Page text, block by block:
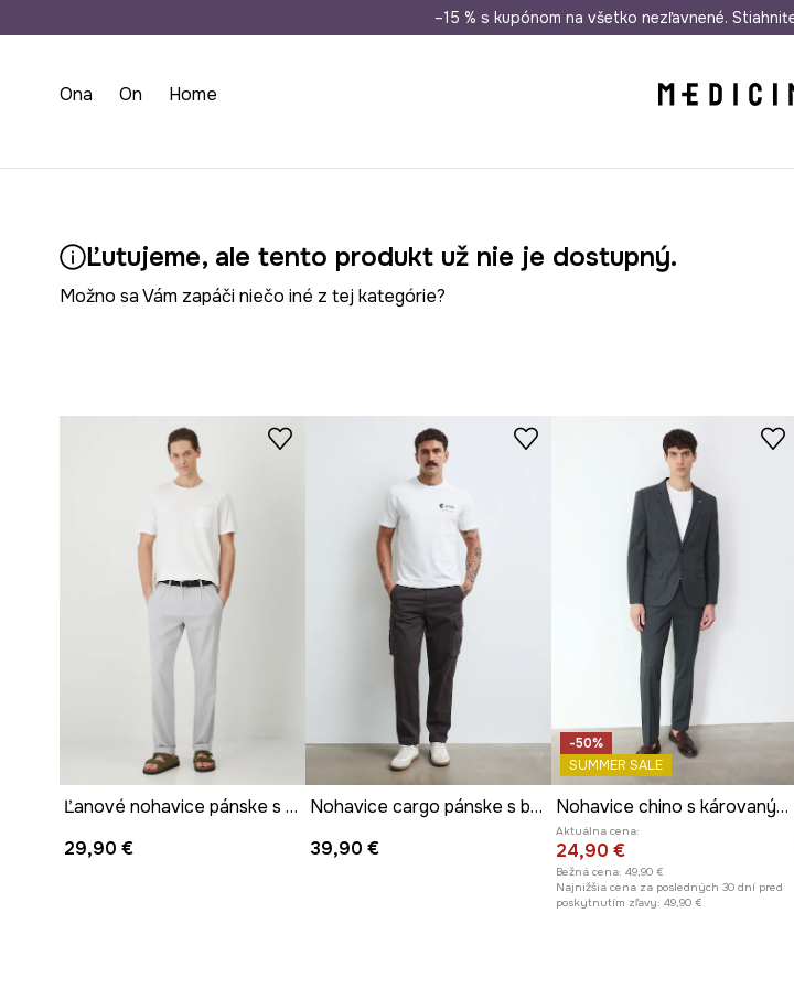
Doprava zadarmo od 50 € Odoslanie aj do
–15 % s kupónom na všetko nezľavnené.
Ona On Home
Ľutujeme, ale tento produkt už nie je dostupný.
Možno sa Vám zapáči niečo iné z tej kategórie?
Ľanové nohavice pánske s melanžovým pásom šedá farba
29,90 €
Nohavice cargo pánske s bavlnou
39,90 €
-50%
SUMMER SALE
Nohavice chino s károvaným vzorom
Aktuálna cena:
24,90 €
Bežná cena: 49,90 €
Najnižšia cena za posledných 30 dní pred
poskytnutím zľavy: 49,90 €